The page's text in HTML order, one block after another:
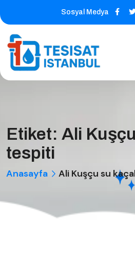
Sosyal Medya
Etiket: Ali
tespiti
Anasayfa Ali Kuşçu su